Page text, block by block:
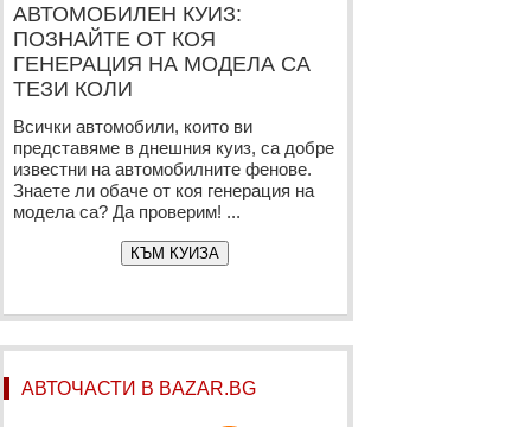
АВТОМОБИЛЕН КУИЗ:
ПОЗНАЙТЕ ОТ КОЯ
ГЕНЕРАЦИЯ НА МОДЕЛА СА
ТЕЗИ КОЛИ
Всички автомобили, които ви
представяме в днешния куиз, са добре
известни на автомобилните фенове.
Знаете ли обаче от коя генерация на
модела са? Да проверим! ...
КЪМ КУИЗА
АВТОЧАСТИ В BAZAR.BG